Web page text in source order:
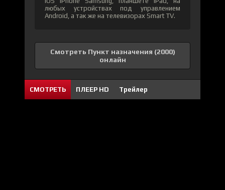
любых устройствах под управлением
Android, а так же на телевизорах Smart TV.
Смотреть Пункт назначения (2000)
онлайн
СМОТРЕТЬ ПЛЕЕР HD Трейлер